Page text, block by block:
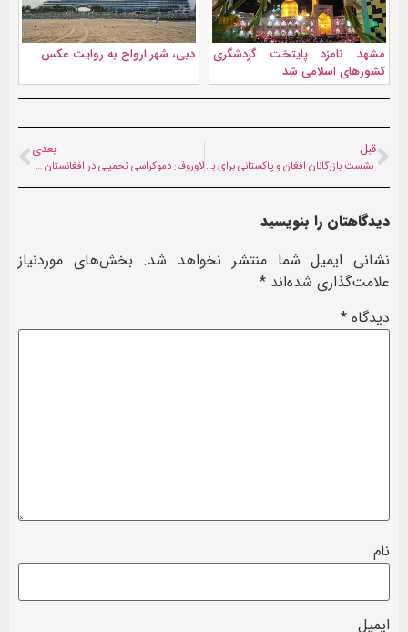
مشهد نامزد پایتخت گردشگری
کشورهای اسلامی شد
دبی، شهر ارواح به روایت عکس
قبل
نشست بازرگانان افغان و پاکستانی برای بازگشایی تورخم لغو شد
بعدی
لاوروف: دموکراسی تحمیلی در افغانستان شکست خورد
دیدگاهتان را بنویسید
نشانی ایمیل شما منتشر نخواهد شد. بخش‌های موردنیاز
علامت‌گذاری شده‌اند *
دیدگاه *
نام
ایمیل